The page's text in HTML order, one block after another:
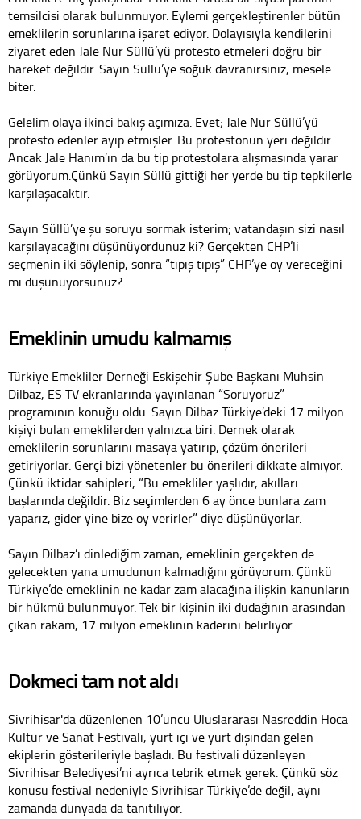
temsilcisi olarak bulunmuyor. Eylemi gerçekleştirenler bütün
emeklilerin sorunlarına işaret ediyor. Dolayısıyla kendilerini
ziyaret eden Jale Nur Süllü’yü protesto etmeleri doğru bir
hareket değildir. Sayın Süllü’ye soğuk davranırsınız, mesele
biter.
Gelelim olaya ikinci bakış açımıza. Evet; Jale Nur Süllü’yü
protesto edenler ayıp etmişler. Bu protestonun yeri değildir.
Ancak Jale Hanım’ın da bu tip protestolara alışmasında yarar
görüyorum.Çünkü Sayın Süllü gittiği her yerde bu tip tepkilerle
karşılaşacaktır.
Sayın Süllü’ye şu soruyu sormak isterim; vatandaşın sizi nasıl
karşılayacağını düşünüyordunuz ki? Gerçekten CHP’li
seçmenin iki söylenip, sonra “tıpış tıpış” CHP’ye oy vereceğini
mi düşünüyorsunuz?
Emeklinin umudu kalmamış
Türkiye Emekliler Derneği Eskişehir Şube Başkanı Muhsin
Dilbaz, ES TV ekranlarında yayınlanan “Soruyoruz”
programının konuğu oldu. Sayın Dilbaz Türkiye’deki 17 milyon
kişiyi bulan emeklilerden yalnızca biri. Dernek olarak
emeklilerin sorunlarını masaya yatırıp, çözüm önerileri
getiriyorlar. Gerçi bizi yönetenler bu önerileri dikkate almıyor.
Çünkü iktidar sahipleri, “Bu emekliler yaşlıdır, akılları
başlarında değildir. Biz seçimlerden 6 ay önce bunlara zam
yaparız, gider yine bize oy verirler” diye düşünüyorlar.
Sayın Dilbaz’ı dinlediğim zaman, emeklinin gerçekten de
gelecekten yana umudunun kalmadığını görüyorum. Çünkü
Türkiye’de emeklinin ne kadar zam alacağına ilişkin kanunların
bir hükmü bulunmuyor. Tek bir kişinin iki dudağının arasından
çıkan rakam, 17 milyon emeklinin kaderini belirliyor.
Dökmeci tam not aldı
Sivrihisar'da düzenlenen 10’uncu Uluslararası Nasreddin Hoca
Kültür ve Sanat Festivali, yurt içi ve yurt dışından gelen
ekiplerin gösterileriyle başladı. Bu festivali düzenleyen
Sivrihisar Belediyesi’ni ayrıca tebrik etmek gerek. Çünkü söz
konusu festival nedeniyle Sivrihisar Türkiye’de değil, aynı
zamanda dünyada da tanıtılıyor.